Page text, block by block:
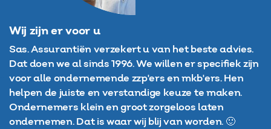
Wij zijn er voor u
Sas. Assurantiën verzekert u van het beste advies.
Dat doen we al sinds 1996. We willen er specifiek zijn
voor alle ondernemende zzp'ers en mkb'ers. Hen
helpen de juiste en verstandige keuze te maken.
Ondernemers klein en groot zorgeloos laten
ondernemen. Dat is waar wij blij van worden. 🙂